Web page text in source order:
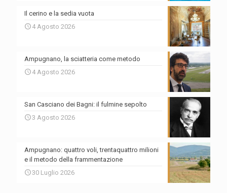
Il cerino e la sedia vuota
4 Agosto 2026
Ampugnano, la sciatteria come metodo
4 Agosto 2026
San Casciano dei Bagni: il fulmine sepolto
3 Agosto 2026
Ampugnano: quattro voli, trentaquattro milioni
e il metodo della frammentazione
30 Luglio 2026